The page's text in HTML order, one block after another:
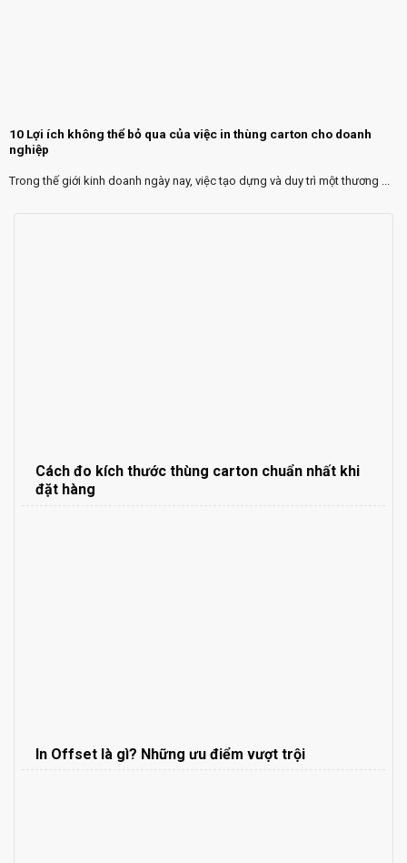
10 Lợi ích không thể bỏ qua của việc in thùng carton cho doanh
nghiệp
Trong thế giới kinh doanh ngày nay, việc tạo dựng và duy trì một thương ...
Cách đo kích thước thùng carton chuẩn nhất khi
đặt hàng
In Offset là gì? Những ưu điểm vượt trội